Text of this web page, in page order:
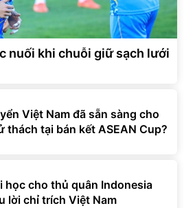
nuối khi chuỗi giữ sạch lưới
Việt Nam đã sẵn sàng cho
thách tại bán kết ASEAN Cup?
học cho thủ quân Indonesia
lời chỉ trích Việt Nam